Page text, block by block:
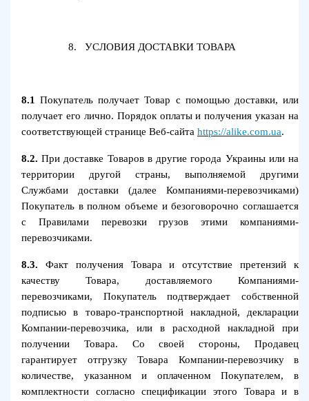
8. УСЛОВИЯ ДОСТАВКИ ТОВАРА
8.1Покупатель получает Товар с помощью доставки, или
получает его лично. Порядок оплаты и получения указан на
соответствующей странице Веб-сайта https://alike.com.ua.
8.2.При доставке Товаров в другие города Украины или на
территории другой страны, выполняемой другими
Службами доставки (далее Компаниями-перевозчиками)
Покупатель в полном объеме и безоговорочно соглашается
с Правилами перевозки грузов этими компаниями-
перевозчиками.
8.3. Факт получения Товара и отсутствие претензий к
качеству Товара, доставляемого Компаниями-
перевозчиками, Покупатель подтверждает собственной
подписью в товаро-транспортной накладной, декларации
Компании-перевозчика, или в расходной накладной при
получении Товара. Со своей стороны, Продавец
гарантирует отгрузку Товара Компании-перевозчику в
количестве, указанном и оплаченном Покупателем, в
комплектности согласно спецификации этого Товара и в